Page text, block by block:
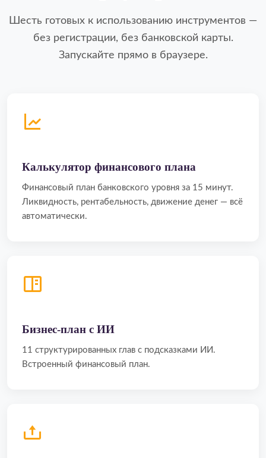
Шесть готовых к использованию инструментов —
без регистрации, без банковской карты.
Запускайте прямо в браузере.
Калькулятор финансового плана
Финансовый план банковского уровня за 15 минут.
Ликвидность, рентабельность, движение денег — всё
автоматически.
Бизнес-план с ИИ
11 структурированных глав с подсказками ИИ.
Встроенный финансовый план.